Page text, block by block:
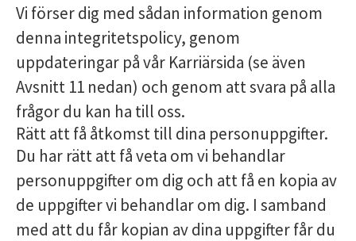
Vi förser dig med sådan information genom
denna integritetspolicy, genom
uppdateringar på vår Karriärsida (se även
Avsnitt 11 nedan) och genom att svara på alla
frågor du kan ha till oss.
Rätt att få åtkomst till dina personuppgifter.
Du har rätt att få veta om vi behandlar
personuppgifter om dig och att få en kopia av
de uppgifter vi behandlar om dig. I samband
med att du får kopian av dina uppgifter får du